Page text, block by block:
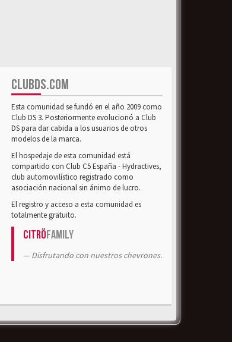
CLUBDS.COM
Esta comunidad se fundó en el año 2009 como
Club DS 3. Posteriormente evolucionó a Club
DS para dar cabida a los usuarios de otros
modelos de la marca.
El hospedaje de esta comunidad está
compartido con Club C5 España - Hydractives,
club automovilístico registrado como
asociación nacional sin ánimo de lucro.
El registro y acceso a esta comunidad es
totalmente gratuito.
CitröFamily
Disfrutando con nuestros chevrones.